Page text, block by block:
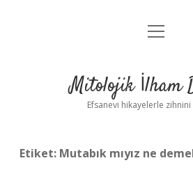
Anasayfa
Yasal Uyarı
menüyü
Mitolojik İlham
Efsanevi hikayelerle zihnini
Etiket: Mutabık mıyız ne